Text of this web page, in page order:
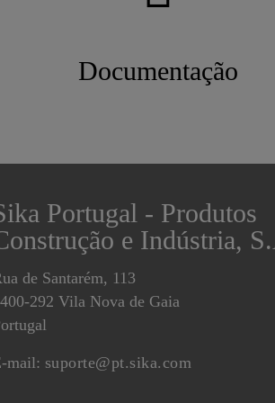
Documentação
Portugal - Produtos
e Indústria,
de Santarém, 113
292 Vila Nova de Gaia
mail: suporte@pt.sika.com